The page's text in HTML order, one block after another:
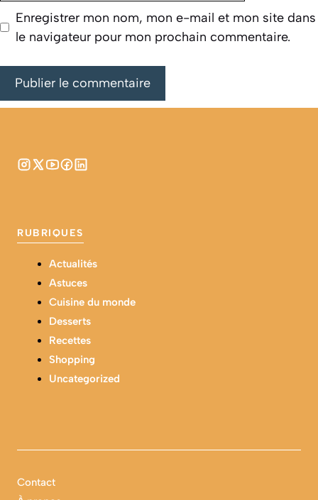
Enregistrer mon nom, mon e-mail et mon site dans
le navigateur pour mon prochain commentaire.
RUBRIQUES
Actualités
Astuces
Cuisine du monde
Desserts
Recettes
Shopping
Uncategorized
Contact